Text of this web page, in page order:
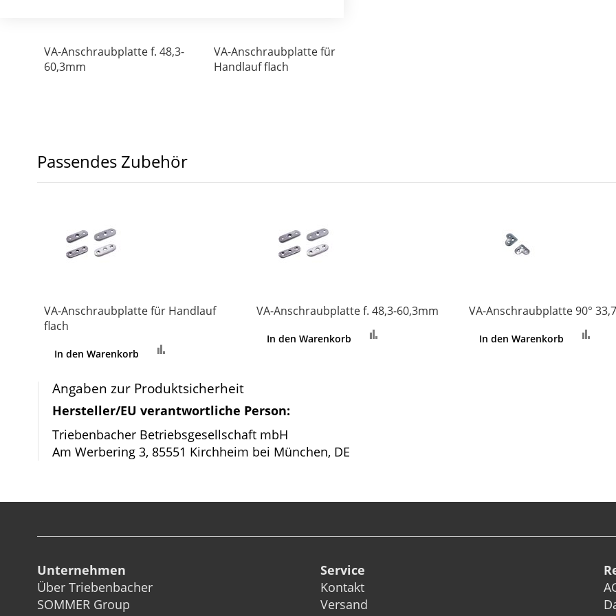
VA-Anschraubplatte f. 48,3-
60,3mm
VA-Anschraubplatte für
Handlauf flach
Passendes Zubehör
VA-Anschraubplatte für Handlauf
flach
In den Warenkorb
hinzufügen
VA-Anschraubplatte f. 48,3-60,3mm
In den Warenkorb
VA-Anschraubplatte 90°
In den Warenkorb
Angaben zur Produktsicherheit
Hersteller/EU verantwortliche Person:
Triebenbacher Betriebsgesellschaft mbH
Am Werbering 3, 85551 Kirchheim bei München, DE
Unternehmen
Über Triebenbacher
SOMMER Group
Service
Kontakt
Versand